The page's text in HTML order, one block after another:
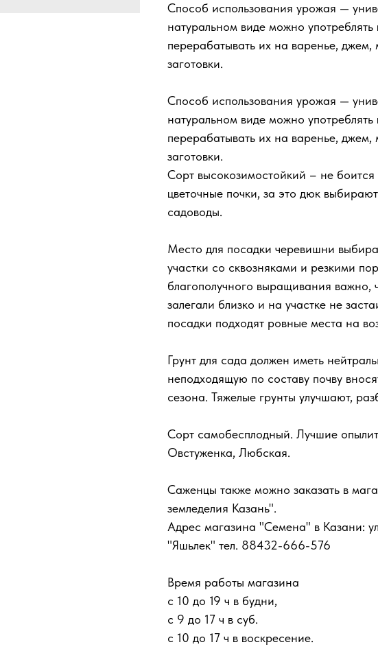
Способ использования урожая —
натуральном виде можно употреблять
перерабатывать их на варенье,
заготовки.
Способ использования урожая —
натуральном виде можно употреблять
перерабатывать их на варенье,
заготовки.
Сорт высокозимостойкий – не
цветочные почки, за это дюк
садоводы.
Место для посадки черевишни
участки со сквозняками и резкими
благополучного выращивания важно,
залегали близко и на участке не
посадки подходят ровные места на
Грунт для сада должен иметь
неподходящую по составу почву
сезона. Тяжелые грунты улучшают,
Сорт самобесплодный. Лучшие
Овстуженка, Любская.
Саженцы также можно заказать в
земледелия Казань".
Адрес магазина "Семена" в Казани:
"Яшьлек" тел. 88432-666-576
Время работы магазина
с 10 до 19 ч в будни,
с 9 до 17 ч в суб.
с 10 до 17 ч в воскресение.